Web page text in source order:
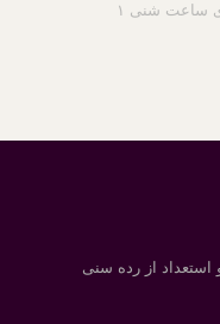
ساعت شنی ۱
از رده سنی